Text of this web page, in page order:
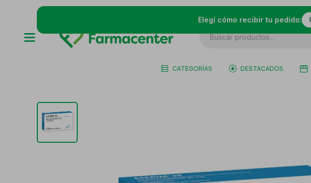
Elegí cómo recibir tu pedido:
CATEGORÍAS DESTACADOS